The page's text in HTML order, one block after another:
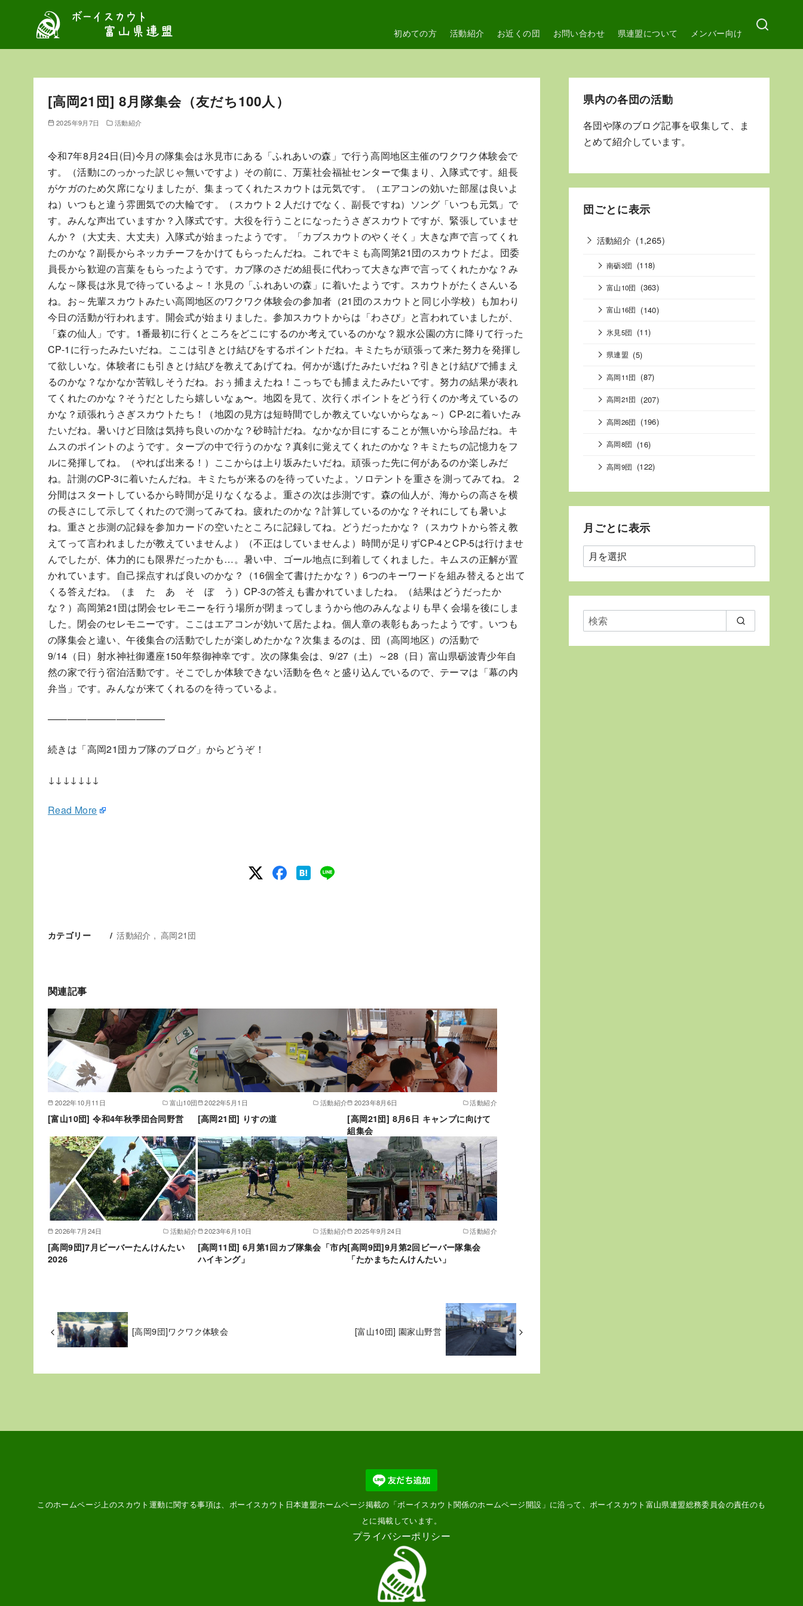
初めての方 活動紹介 お近くの団 お問い合わせ 県連盟について メンバー向け
[高岡21団] 8月隊集会（友だち100人）
2025年9月7日 活動紹介
令和7年8月24日(日)今月の隊集会は氷見市にある「ふれあいの森」で行う高岡地区主催のワクワク体験会で
す。（活動にのっかった訳じゃ無いですよ）その前に、万葉社会福祉センターで集まり、入隊式です。組長
がケガのため欠席になりましたが、集まってくれたスカウトは元気です。（エアコンの効いた部屋は良いよ
ね）いつもと違う雰囲気での大輪です。（スカウト２人だけでなく、副長ですね）ソング「いつも元気」で
す。みんな声出ていますか？入隊式です。大役を行うことになったうさぎスカウトですが、緊張していませ
んか？（大丈夫、大丈夫）入隊式が始まったようです。「カブスカウトのやくそく」大きな声で言ってくれ
たのかな？副長からネッカチーフをかけてもらったんだね。これでキミも高岡第21団のスカウトだよ。団委
員長から歓迎の言葉をもらったようです。カブ隊のさだめ組長に代わって大きな声で言ってくれたかな？み
んな～隊長は氷見で待っているよ～！氷見の「ふれあいの森」に着いたようです。スカウトがたくさんいる
ね。お～先輩スカウトみたい高岡地区のワクワク体験会の参加者（21団のスカウトと同じ小学校）も加わり
今日の活動が行われます。開会式が始まりました。参加スカウトからは「わさび」と言われていましたが、
「森の仙人」です。1番最初に行くところをどこにするのか考えているのかな？親水公園の方に降りて行った
CP-1に行ったみたいだね。ここは引きとけ結びをするポイントだね。キミたちが頑張って来た努力を発揮し
て欲しいな。体験者にも引きとけ結びを教えてあげてね。何かが逃げたみたいだね？引きとけ結びで捕まえ
るのかな？なかなか苦戦しそうだね。おぅ捕まえたね！こっちでも捕まえたみたいです。努力の結果が表れ
てくれたのかな？そうだとしたら嬉しいなぁ〜。地図を見て、次行くポイントをどう行くのか考えているの
かな？頑張れうさぎスカウトたち！（地図の見方は短時間でしか教えていないからなぁ～）CP-2に着いたみ
たいだね。暑いけど日陰は気持ち良いのかな？砂時計だね。なかなか目にすることが無いから珍品だね。キ
ムスのポイントのようです。タープの中で行うのかな？真剣に覚えてくれたのかな？キミたちの記憶力をフ
ルに発揮してね。（やれば出来る！）ここからは上り坂みたいだね。頑張った先に何があるのか楽しみだ
ね。計測のCP-3に着いたんだね。キミたちが来るのを待っていたよ。ソロテントを重さを測ってみてね。２
分間はスタートしているから時間が足りなくなるよ。重さの次は歩測です。森の仙人が、海からの高さを横
の長さにして示してくれたので測ってみてね。疲れたのかな？計算しているのかな？それにしても暑いよ
ね。重さと歩測の記録を参加カードの空いたところに記録してね。どうだったかな？（スカウトから答え教
えてって言われましたが教えていませんよ）（不正はしていませんよ）時間が足りずCP-4とCP-5は行けませ
んでしたが、体力的にも限界だったかも…。暑い中、ゴール地点に到着してくれました。キムスの正解が置
かれています。自己採点すれば良いのかな？（16個全て書けたかな？）6つのキーワードを組み替えると出て
くる答えだね。（ま た あ そ ぼ う）CP-3の答えも書かれていましたね。（結果はどうだったか
な？）高岡第21団は閉会セレモニーを行う場所が閉まってしまうから他のみんなよりも早く会場を後にしま
した。閉会のセレモニーです。ここはエアコンが効いて居たよね。個人章の表彰もあったようです。いつも
の隊集会と違い、午後集合の活動でしたが楽しめたかな？次集まるのは、団（高岡地区）の活動で
9/14（日）射水神社御遷座150年祭御神幸です。次の隊集会は、9/27（土）～28（日）富山県砺波青少年自
然の家で行う宿泊活動です。そこでしか体験できない活動を色々と盛り込んでいるので、テーマは「幕の内
弁当」です。みんなが来てくれるのを待っているよ。
————————————
続きは「高岡21団カブ隊のブログ」からどうぞ！
↓↓↓↓↓↓↓
Read More
カテゴリー 活動紹介 高岡21団
関連記事
2022年10月11日 富山10団
[富山10団] 令和4年秋季団合同野営
2022年5月1日 活動紹介
[高岡21団] りすの道
2023年8月6日 活動紹介
[高岡21団] 8月6日 キャンプに向けて
組集会
2026年7月24日 活動紹介
[高岡9団]7月ビーバーたんけんたい
2026
2023年6月10日 活動紹介
[高岡11団] 6月第1回カブ隊集会「市内
ハイキング」
2025年9月24日 活動紹介
[高岡9団]9月第2回ビーバー隊集会
「たかまちたんけんたい」
[高岡9団]ワクワク体験会 [富山10団] 園家山野営
県内の各団の活動
各団や隊のブログ記事を収集して、ま
とめて紹介しています。
団ごとに表示
活動紹介 (1,265)
南砺3団 (118)
富山10団 (363)
富山16団 (140)
氷見5団 (11)
県連盟 (5)
高岡11団 (87)
高岡21団 (207)
高岡26団 (196)
高岡8団 (16)
高岡9団 (122)
月ごとに表示
月
ご
と
表
示
このホームページ上のスカウト運動に関する事項は、ボーイスカウト日本連盟ホームページ掲載の「ボーイスカウト関係のホームページ開設 」に沿って、ボーイスカウト富山県連盟総務委員会の責任のも
とに掲載しています。
プライバシーポリシー